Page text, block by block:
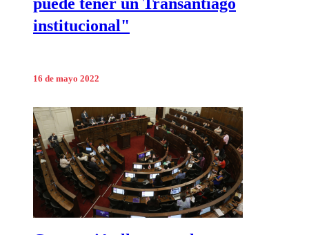
puede tener un Transantiago
institucional"
16 de mayo 2022